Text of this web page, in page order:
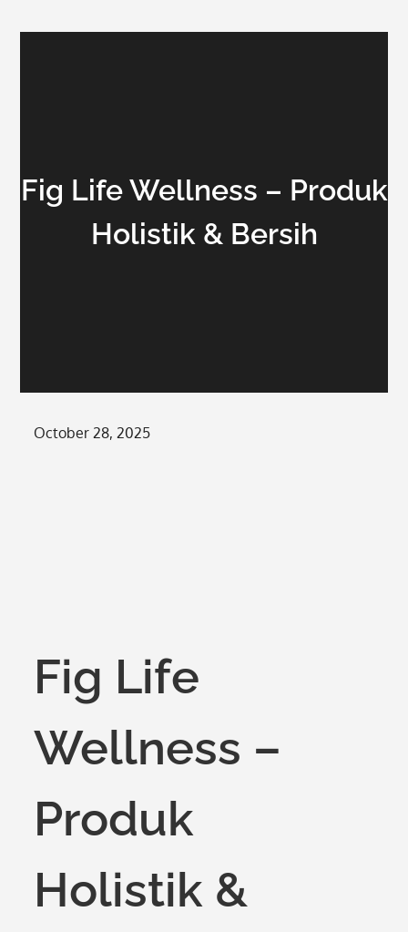
Fig Life Wellness – Produk
Holistik & Bersih
Posted
October 28, 2025
Fig Life
Wellness –
Produk
Holistik &